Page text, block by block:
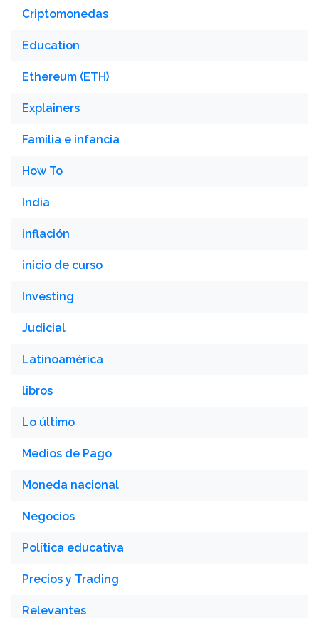
Criptomonedas
Education
Ethereum (ETH)
Explainers
Familia e infancia
How To
India
inflación
inicio de curso
Investing
Judicial
Latinoamérica
libros
Lo último
Medios de Pago
Moneda nacional
Negocios
Política educativa
Precios y Trading
Relevantes